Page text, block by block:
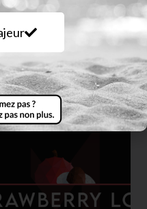
Mixologue – Le Lait
Fraise
18,90€– 45,90€